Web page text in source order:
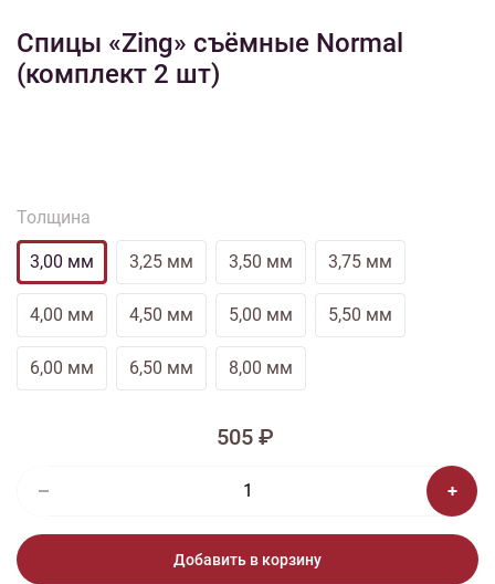
Спицы «Zing» съёмные Normal
(комплект 2 шт)
Толщина
3,00 мм 3,25 мм 3,50 мм 3,75 мм
4,00 мм 4,50 мм 5,00 мм 5,50 мм
6,00 мм 6,50 мм 8,00 мм
505 ₽
Добавить в корзину